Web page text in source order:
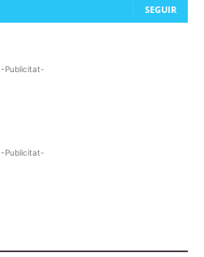
SEGUIR
-Publicitat-
-Publicitat-